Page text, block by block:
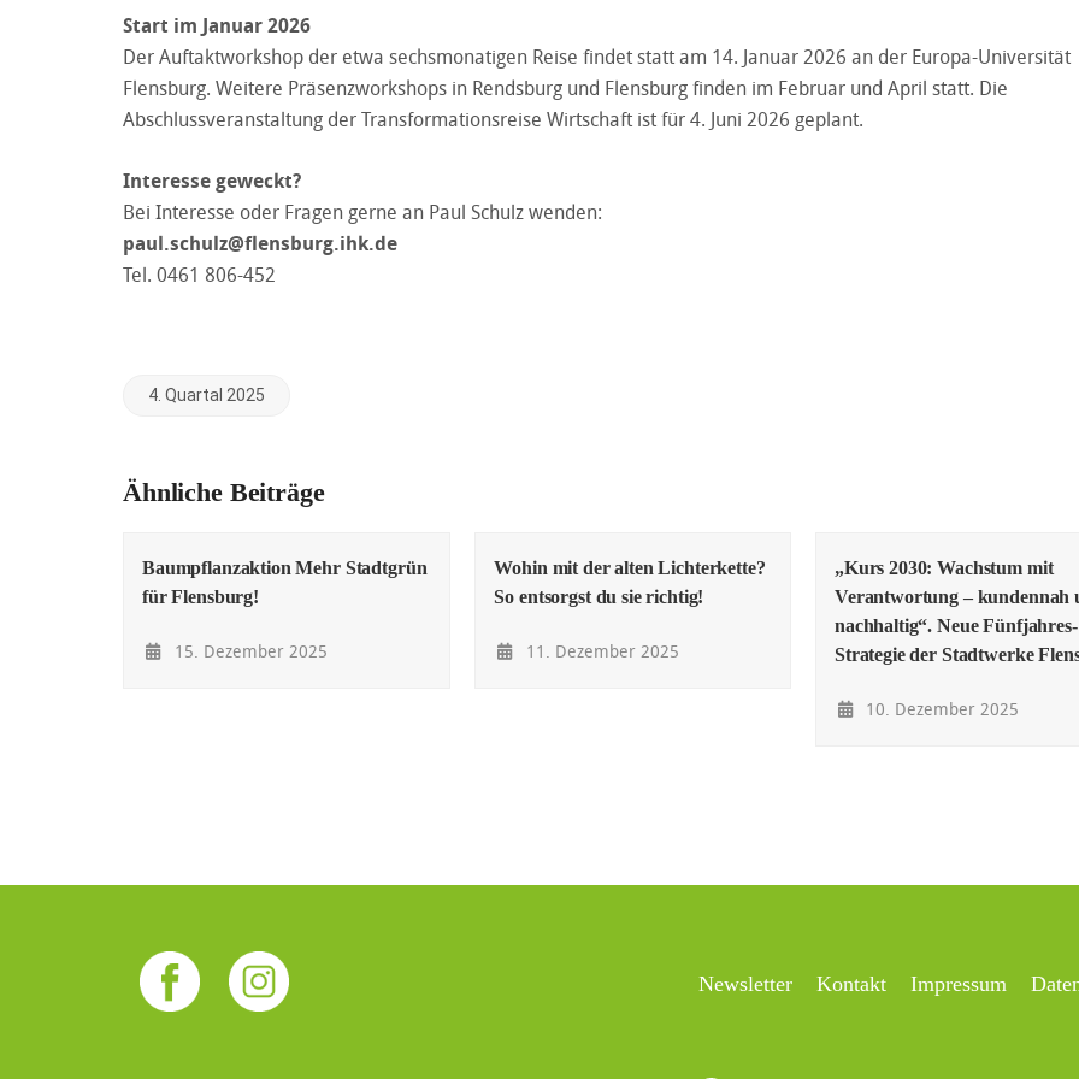
Start im Januar 2026
Der Auftaktworkshop der etwa sechsmonatigen Reise findet statt am 14. Januar 2026 an der Europa-Universität
Flensburg. Weitere Präsenzworkshops in Rendsburg und Flensburg finden im Februar und April statt. Die
Abschlussveranstaltung der Transformationsreise Wirtschaft ist für 4. Juni 2026 geplant.
Interesse geweckt?
Bei Interesse oder Fragen gerne an Paul Schulz wenden:
paul.schulz@flensburg.ihk.de
Tel. 0461 806-452
4. Quartal 2025
Ähnliche Beiträge
Baumpflanzaktion Mehr Stadtgrün
für Flensburg!
15. Dezember 2025
Wohin mit der alten Lichterkette?
So entsorgst du sie richtig!
11. Dezember 2025
„Kurs 2030: Wachstum mit
Verantwortung – kundennah
nachhaltig“. Neue Fünfjahres-
Strategie der Stadtwerke
10. Dezember 2025
Newsletter Kontakt Impressum